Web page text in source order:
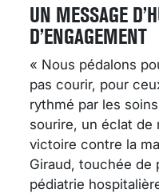
UN MESSAGE
D’ENGAGEMENT
« Nous pédalons
pas courir, pour
rythmé par les
sourire, un éclat de
victoire contre la
Giraud, touchée de
pédiatrie